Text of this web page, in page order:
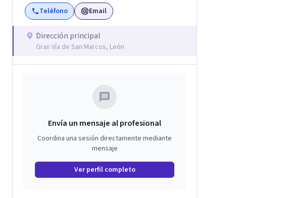
Teléfono Email
Dirección principal
Gran Vía de San Marcos, León
Envía un mensaje al profesional
Coordina una sesión directamente mediante
mensaje
Ver perfil completo